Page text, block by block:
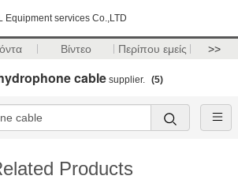
Equipment services Co.,LTD
Βίντεο Περίπου εμείς >>
cable supplier. (5)
Products